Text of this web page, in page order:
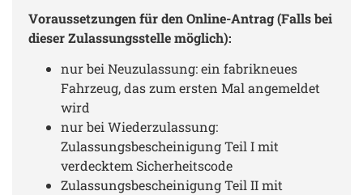
Voraussetzungen für den Online-Antrag (Falls bei
dieser Zulassungsstelle möglich):
nur bei Neuzulassung: ein fabrikneues
Fahrzeug, das zum ersten Mal angemeldet
wird
nur bei Wiederzulassung:
Zulassungsbescheinigung Teil I mit
verdecktem Sicherheitscode
Zulassungsbescheinigung Teil II mit